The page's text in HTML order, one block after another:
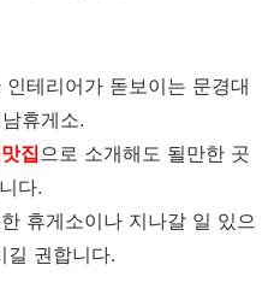
테리어가 돋보이는 문경대
휴게소.
집으로 소개해도 될만한 곳
다.
휴게소이나 지나갈 일 있으
길 권합니다.